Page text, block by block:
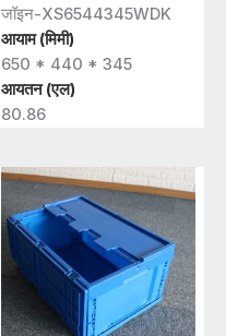
जॉइन-XS6544345WDK
आयाम (मिमी)
650 * 440 * 345
आयतन (एल)
80.86